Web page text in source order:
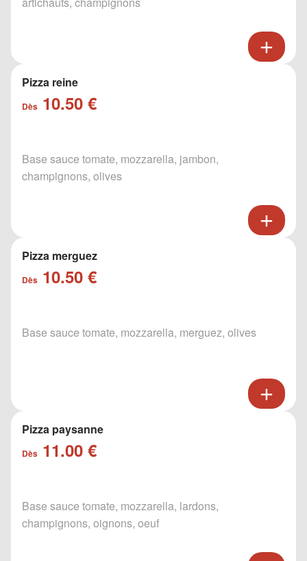
Pizza reine
Dès 10.50 €
Base sauce tomate, mozzarella, jambon,
champignons, olives
Pizza merguez
Dès 10.50 €
Base sauce tomate, mozzarella, merguez, olives
Pizza paysanne
Dès 11.00 €
Base sauce tomate, mozzarella, lardons,
champignons, oignons, oeuf